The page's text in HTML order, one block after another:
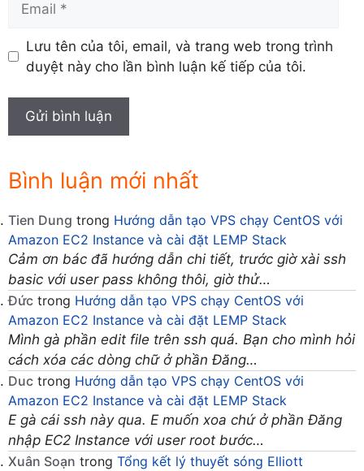
Lưu tên của tôi, email, và trang web trong trình
duyệt này cho lần bình luận kế tiếp của tôi.
Bình luận mới nhất
Tien Dung trong Hướng dẫn tạo VPS chạy CentOS với
Amazon EC2 Instance và cài đặt LEMP Stack
Cảm ơn bác đã hướng dẫn chi tiết, trước giờ xài ssh
basic với user pass không thôi, giờ thử…
Đức trong Hướng dẫn tạo VPS chạy CentOS với
Amazon EC2 Instance và cài đặt LEMP Stack
Mình gà phần edit file trên ssh quá. Bạn cho mình hỏi
cách xóa các dòng chữ ở phần Đăng…
Duc trong Hướng dẫn tạo VPS chạy CentOS với
Amazon EC2 Instance và cài đặt LEMP Stack
E gà cái ssh này qua. E muốn xoa chứ ở phần Đăng
nhập EC2 Instance với user root bước…
Xuân Soạn trong Tổng kết lý thuyết sóng Elliott